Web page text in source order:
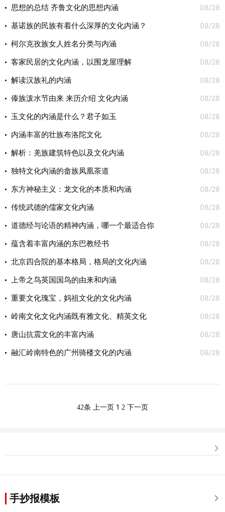
08/28
思想的总结 齐鲁文化的思想内涵
08/28
基诺族的民族有着什么深厚的文化内涵？
08/28
柯尔克孜族女人姓名分类与内涵
08/28
客家民居的文化内涵，以围龙屋理解
08/28
解读汉族礼的内涵
08/28
傣族泼水节由来 来历介绍 文化内涵
08/28
玉文化的内涵是什么？君子如玉
08/28
内涵丰富的壮族布洛陀文化
08/28
解析：羌族建筑特色以及文化内涵
08/28
独特文化内涵的畲族凤凰茶道
08/28
东方神秘主义：龙文化的本质和内涵
08/28
传统武德的儒家文化内涵
08/28
道德经与论语的精神内涵，哪一个最适合你
08/28
蕴含着丰富内涵的东巴教经书
08/28
北京四合院的基本格局，格局的文化内涵
08/28
上帝之鸟英国国鸟的由来和内涵
08/28
重要文化瑰宝，妈祖文化的文化内涵
08/28
岭南文化文化内涵既有雅文化、精英文化
08/28
唐山抗震文化的丰富内涵
08/28
融汇岭南特色的广州骑楼文化的内涵
42条 上一页 1 2 下一页


手抄报模板